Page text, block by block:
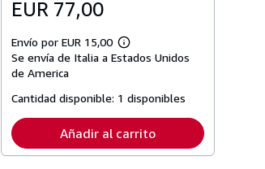
EUR 77,00
Envío por EUR 15,00
Más
información
tarifas
envío
Se envía de Italia a Estados Unidos
de America
Cantidad disponible: 1 disponibles
Añadir al carrito